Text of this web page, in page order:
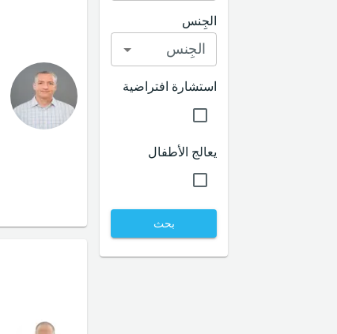
الجِنس
الجِنس
استشارة افتراضية
يعالج الأطفال
بحث